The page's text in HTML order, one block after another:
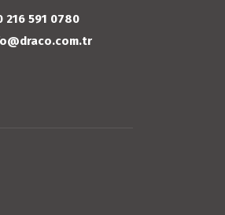
216 591 0780